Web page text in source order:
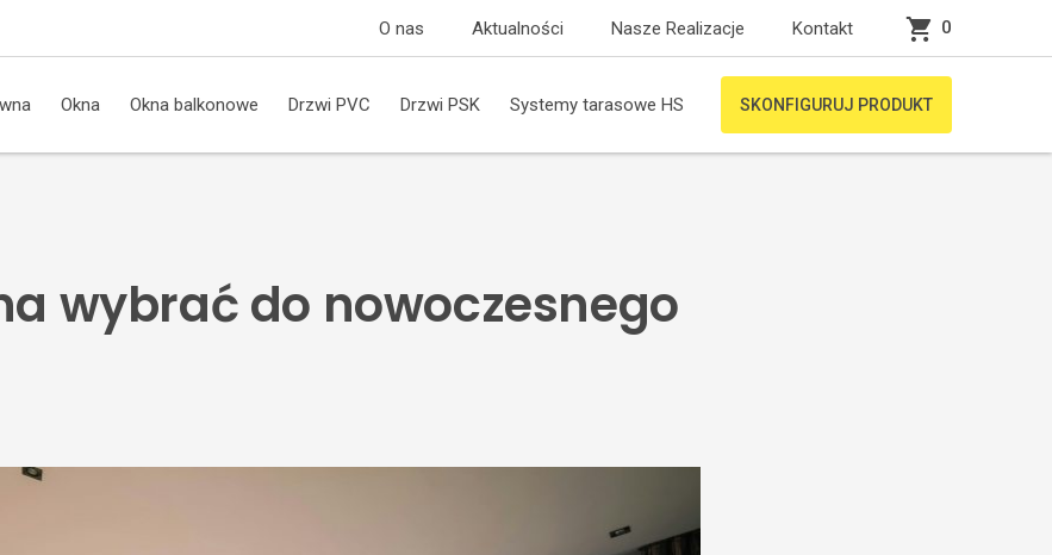
O nas Aktualności Nasze Realizacje Kontakt 0
Okna Okna balkonowe Drzwi PVC Drzwi PSK Systemy tarasowe HS SKONFIGURUJ PRODUKT
wybrać do nowoczesnego